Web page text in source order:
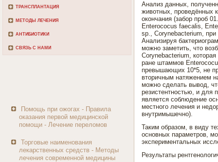
ТРАНСПЛАНТАЦИЯ
МЕТОДЫ ЛЕЧЕНИЯ
АНТИБИОТИКИ
СВЯЗЬ С НАМИ
Помощь при ожогах - Правила
оказания первой медицинской
помощи - Лечение переломов
Торговые наименования
лекарственных средств - Методы
лечения современной медицины
Анализ данных,
животных, проведённых
окончания (забор проб
Enterococus faecalis,
sp., Corynebacterium,
Анализируя
можно заметить, что
Corynebacterium,
ране штаммов
превышающих 10*5, не
вторичным натяжением
можно сделать вывод,
резистентностью, и для
является соблюдение
местного лечения и
внутримышечно).
Таким образом, в виду
основных параметров,
экспериментальных
Результаты